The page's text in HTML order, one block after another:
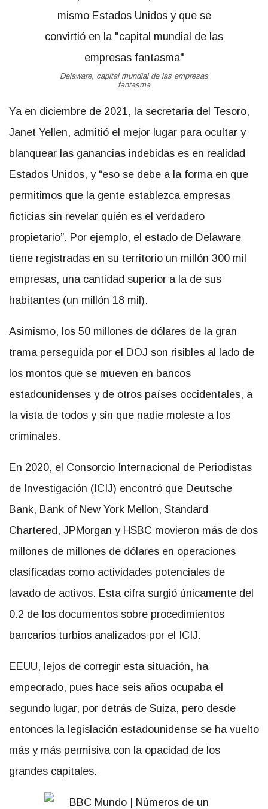
Delaware, capital mundial de las empresas
fantasma
Ya en diciembre de 2021, la secretaria del Tesoro,
Janet Yellen, admitió el mejor lugar para ocultar y
blanquear las ganancias indebidas es en realidad
Estados Unidos, y “eso se debe a la forma en que
permitimos que la gente establezca empresas
ficticias sin revelar quién es el verdadero
propietario”. Por ejemplo, el estado de Delaware
tiene registradas en su territorio un millón 300 mil
empresas, una cantidad superior a la de sus
habitantes (un millón 18 mil).
Asimismo, los 50 millones de dólares de la gran
trama perseguida por el DOJ son risibles al lado de
los montos que se mueven en bancos
estadounidenses y de otros países occidentales, a
la vista de todos y sin que nadie moleste a los
criminales.
En 2020, el Consorcio Internacional de Periodistas
de Investigación (ICIJ) encontró que Deutsche
Bank, Bank of New York Mellon, Standard
Chartered, JPMorgan y HSBC movieron más de dos
millones de millones de dólares en operaciones
clasificadas como actividades potenciales de
lavado de activos. Esta cifra surgió únicamente del
0.2 de los documentos sobre procedimientos
bancarios turbios analizados por el ICIJ.
EEUU, lejos de corregir esta situación, ha
empeorado, pues hace seis años ocupaba el
segundo lugar, por detrás de Suiza, pero desde
entonces la legislación estadounidense se ha vuelto
más y más permisiva con la opacidad de los
grandes capitales.